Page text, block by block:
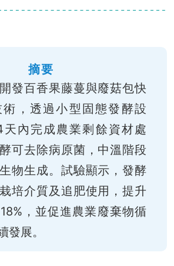
摘要
發百香果藤蔓與廢菇包快
，透過小型固態發酵設
天內完成農業剩餘資材處
可去除病原菌，中溫階段
物生成。試驗顯示，發酵
培介質及追肥使用，提升
，並促進農業廢棄物循
發展。